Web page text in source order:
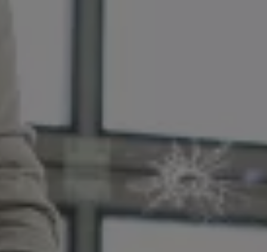
Elektromobilität
Volkswagen Kundenbetreuung